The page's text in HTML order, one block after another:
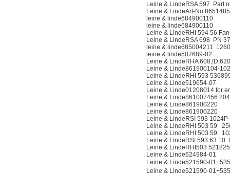
Leine & LindeRSA 597 Part
Leine & LindeArt-
leine & linde684900110
leine & linde684900110
Leine & LindeRHI 594 56
Leine & LindeRSA 698 PN
leine & linde685004211
leine & linde507689-02
Leine & LindeRHA
Leine & Linde861900104-
Leine & LindeRHI 593
Leine & Linde519654-07
Leine & Linde01208014 for
Leine & Linde861007456
Leine & Linde861900220
Leine & Linde861900220
Leine & LindeRSI 593
Leine & LindeRHI 503 59
Leine & LindeRHI 503 59
Leine & LindeRSI 593 63 10
Leine & LindeRHI503
Leine & Linde624984-01
Leine & Linde521590-
Leine & Linde521590-